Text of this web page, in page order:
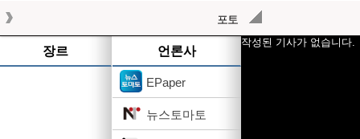
포토
장르 언론사
EPaper
뉴스토마토
작성된 기사가 없습니다.